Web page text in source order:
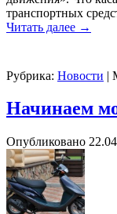
транспортных
Читать далее →
Рубрика: Новости |
Начинаем
Опубликовано